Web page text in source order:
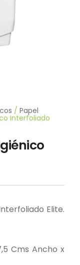
/Papel
Interfoliado
Elite.
Cms Ancho x